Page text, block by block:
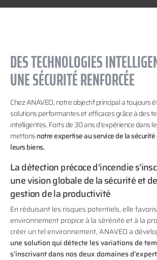
DES TECHNOLOGIES
UNE SÉCURITÉ RENFORCÉE
Chez ANAVEO, notre objectif principal a toujours
solutions performantes et efficaces grâce à des
intelligentes. Forts de 30 ans d’expérience dans
mettonsnotre expertise au service de la
leurs biens.
La détection précoce d’incendie
une vision globale de la sécurité et
gestion de la productivité
En réduisant les risques potentiels, elle
environnement propice à la sérénité et à la
créer un tel environnement, ANAVEO a
une solution qui détecte les variations de
s’inscrivant dans nos deux domaines